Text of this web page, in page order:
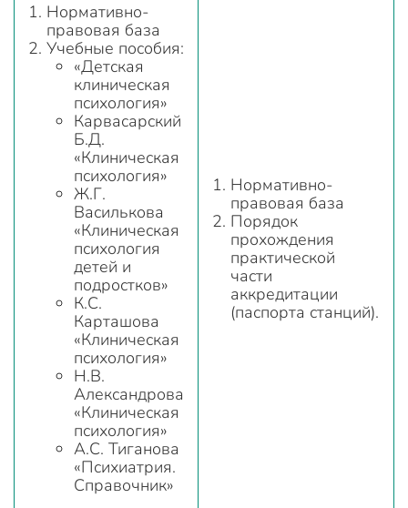
Нормативно-
правовая база
Учебные пособия:
«Детская
клиническая
психология»
Карвасарский
Б.Д.
«Клиническая
психология»
Ж.Г.
Василькова
«Клиническая
психология
детей и
подростков»
К.С.
Карташова
«Клиническая
психология»
Н.В.
Александрова
«Клиническая
психология»
А.С. Тиганова
«Психиатрия.
Справочник»
Нормативно-
правовая база
Порядок
прохождения
практической
части
аккредитации
(паспорта станций).